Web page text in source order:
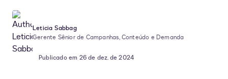
Leticia Sabbag
Gerente Sênior de Campanhas, Conteúdo e Demanda
Publicado em 26 de dez. de 2024